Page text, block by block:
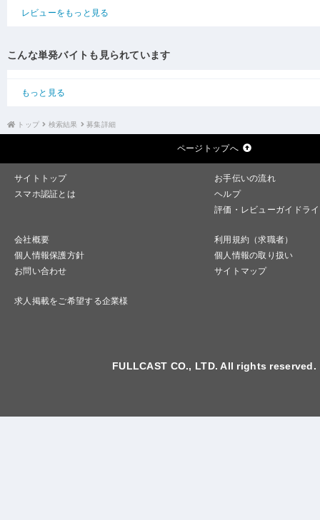
レビューをもっと見る
こんな単発バイトも見られています
もっと見る
トップ 検索結果 募集詳細
ページトップへ
サイトトップ
お手伝いの流れ
スマホ認証とは
ヘルプ
評価・レビューガイドラ
会社概要
利用規約（求職者）
個人情報保護方針
個人情報の取り扱い
お問い合わせ
サイトマップ
求人掲載をご希望する企業様
FULLCAST CO., LTD. All rights reserved.